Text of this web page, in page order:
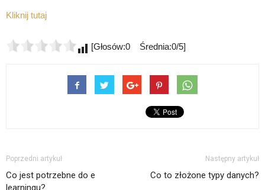
Kliknij tutaj
[Głosów:0 Średnia:0/5]
Poprzedni artykuł
Co jest potrzebne do e
learningu?
Następny artykuł
Co to złożone typy danych?